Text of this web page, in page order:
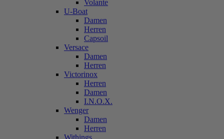
Volante
U-Boat
Damen
Herren
Capsoil
Versace
Damen
Herren
Victorinox
Herren
Damen
I.N.O.X.
Wenger
Damen
Herren
Withings